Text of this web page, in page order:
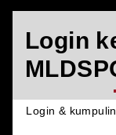
© 2026
Login
Login &